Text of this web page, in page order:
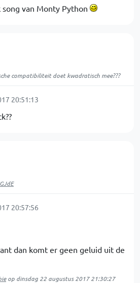
van Monty Python
compatibiliteit doet kwadratisch mee???
20:51:13
20:57:56
dan komt er geen geluid uit de
op dinsdag 22 augustus 2017 21:30:27